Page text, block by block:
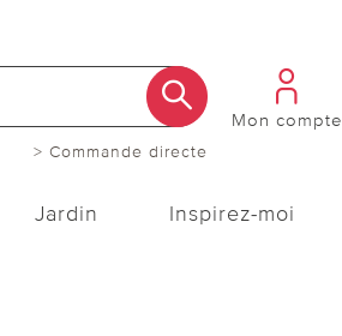
> Commande directe
Mon compte
Jardin Inspirez-moi